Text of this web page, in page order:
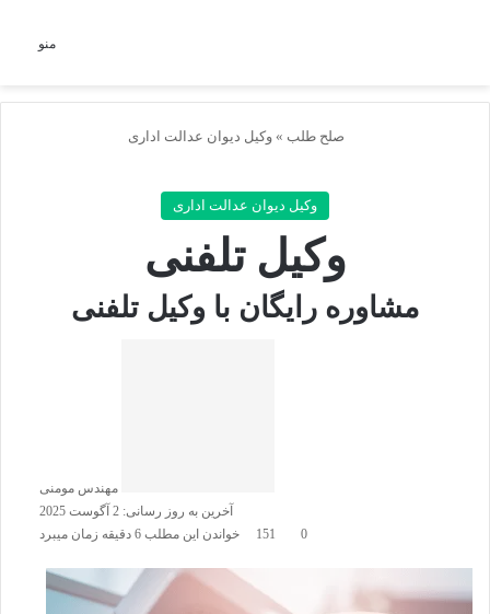
منو
صلح طلب » وکیل دیوان عدالت اداری
وکیل دیوان عدالت اداری
وکیل تلفنی
مشاوره رایگان با وکیل تلفنی
مهندس مومنی
آخرین به روز رسانی: 2 آگوست 2025
0
خواندن این مطلب 6 دقیقه زمان میبرد